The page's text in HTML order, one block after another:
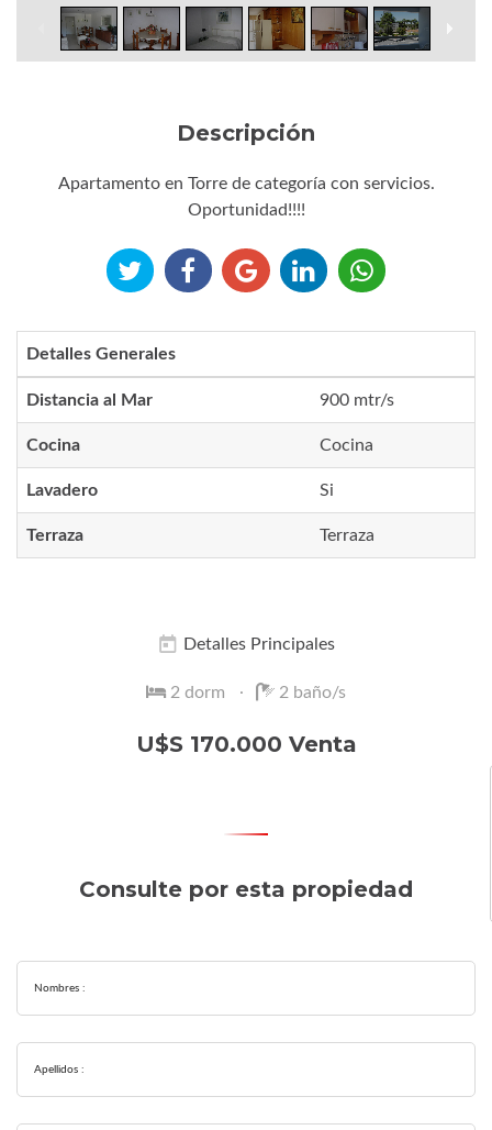
Descripción
Apartamento en Torre de categoría con servicios.
Oportunidad!!!!
Detalles Generales
Distancia al Mar 900 mtr/s
Cocina Cocina
Lavadero Si
Terraza Terraza
Detalles Principales
2 dorm 2 baño/s
U$S 170.000 Venta
Consulte por esta propiedad
Nombres :
Apellidos :